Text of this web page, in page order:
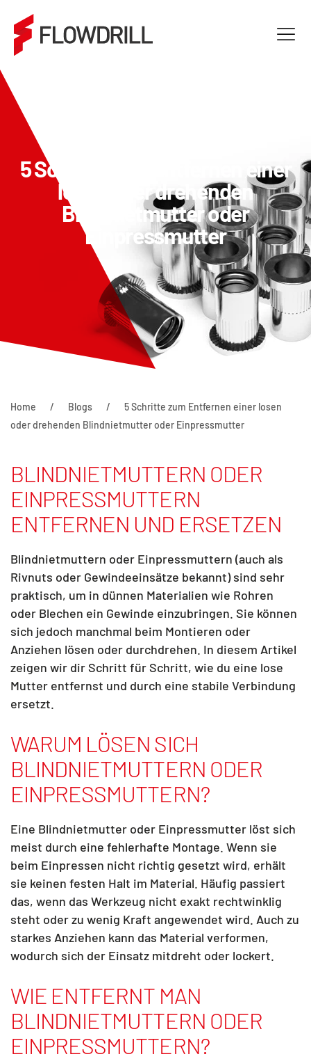
5 Schritte zum Entfernen einer
losen oder drehenden
Blindnietmutter oder
Einpressmutter
Home Blogs
5 Schritte zum Entfernen einer losen
oder drehenden Blindnietmutter oder Einpressmutter
BLINDNIETMUTTERN ODER
EINPRESSMUTTERN
ENTFERNEN UND ERSETZEN
Blindnietmuttern oder Einpressmuttern (auch als
Rivnuts oder Gewindeeinsätze bekannt) sind sehr
praktisch, um in dünnen Materialien wie Rohren
oder Blechen ein Gewinde einzubringen. Sie können
sich jedoch manchmal beim Montieren oder
Anziehen lösen oder durchdrehen. In diesem Artikel
zeigen wir dir Schritt für Schritt, wie du eine lose
Mutter entfernst und durch eine stabile Verbindung
ersetzt.
WARUM LÖSEN SICH
BLINDNIETMUTTERN ODER
EINPRESSMUTTERN?
Eine Blindnietmutter oder Einpressmutter löst sich
meist durch eine fehlerhafte Montage. Wenn sie
beim Einpressen nicht richtig gesetzt wird, erhält
sie keinen festen Halt im Material. Häufig passiert
das, wenn das Werkzeug nicht exakt rechtwinklig
steht oder zu wenig Kraft angewendet wird. Auch zu
starkes Anziehen kann das Material verformen,
wodurch sich der Einsatz mitdreht oder lockert.
WIE ENTFERNT MAN
BLINDNIETMUTTERN ODER
EINPRESSMUTTERN?